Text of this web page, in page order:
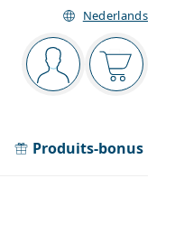
Nederlands
Barre de navigation
Vous êtesVotre
Produits-bonus